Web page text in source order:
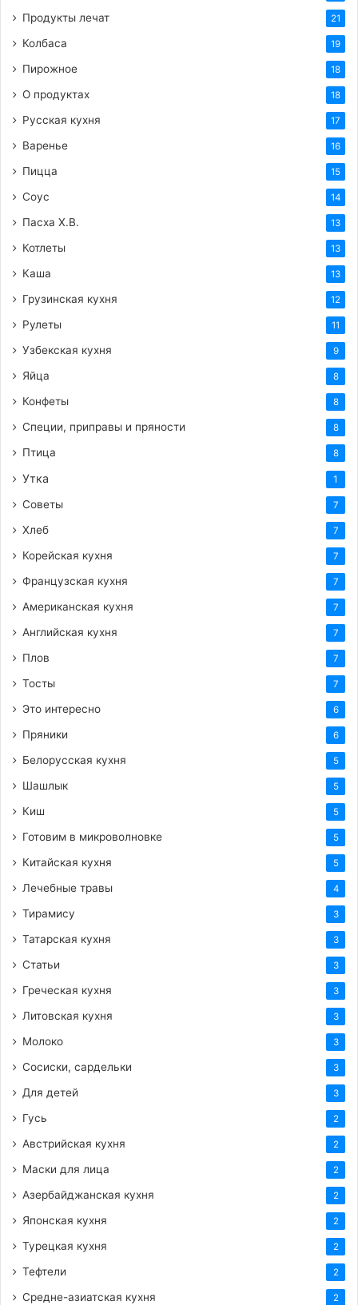
Продукты лечат 21
Колбаса 19
Пирожное 18
О продуктах 18
Русская кухня 17
Варенье 16
Пицца 15
Соус 14
Пасха Х.В. 13
Котлеты 13
Каша 13
Грузинская кухня 12
Рулеты 11
Узбекская кухня 9
Яйца 8
Конфеты 8
Специи, приправы и пряности 8
Птица 8
Утка 1
Советы 7
Хлеб 7
Корейская кухня 7
Французская кухня 7
Американская кухня 7
Английская кухня 7
Плов 7
Тосты 7
Это интересно 6
Пряники 6
Белорусская кухня 5
Шашлык 5
Киш 5
Готовим в микроволновке 5
Китайская кухня 5
Лечебные травы 4
Тирамису 3
Татарская кухня 3
Статьи 3
Греческая кухня 3
Литовская кухня 3
Молоко 3
Сосиски, сардельки 3
Для детей 3
Гусь 2
Австрийская кухня 2
Маски для лица 2
Азербайджанская кухня 2
Японская кухня 2
Турецкая кухня 2
Тефтели 2
Средне-азиатская кухня 2